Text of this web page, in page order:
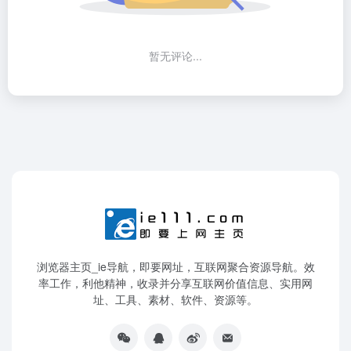
暂无评论...
浏览器主页_ie导航，即要网址，互联网聚合资源导航。效
率工作，利他精神，收录并分享互联网价值信息、实用网
址、工具、素材、软件、资源等。